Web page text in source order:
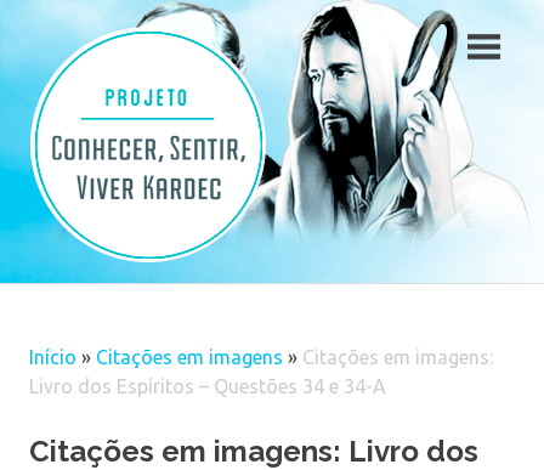
content
Início » Citações em imagens » Citações em imagens:
Livro dos Espíritos – Questões 34 e 34-A
Citações em imagens: Livro dos